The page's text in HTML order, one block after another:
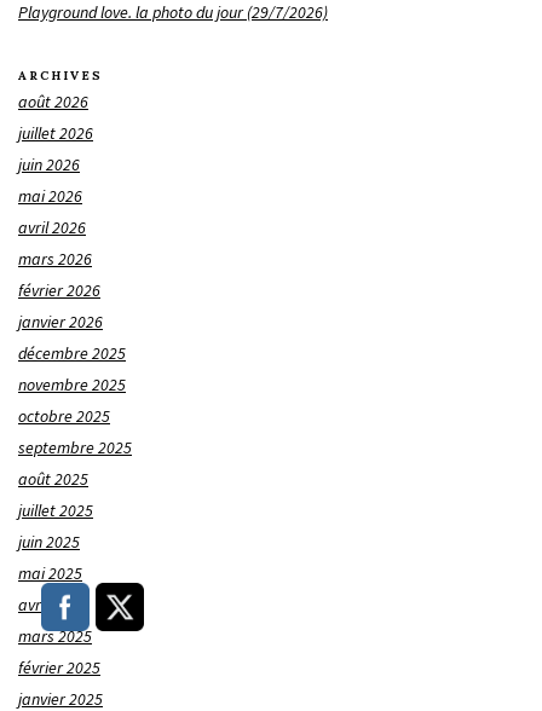
Playground love. la photo du jour (29/7/2026)
ARCHIVES
août 2026
juillet 2026
juin 2026
mai 2026
avril 2026
mars 2026
février 2026
janvier 2026
décembre 2025
novembre 2025
octobre 2025
septembre 2025
août 2025
juillet 2025
juin 2025
mai 2025
avril 2025
mars 2025
février 2025
janvier 2025